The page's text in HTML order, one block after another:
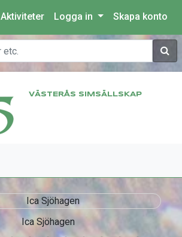
Aktiviteter Logga in Skapa konto
Sök
VÄSTERÅS SIMSÄLLSKAP
Ica Sjöhagen